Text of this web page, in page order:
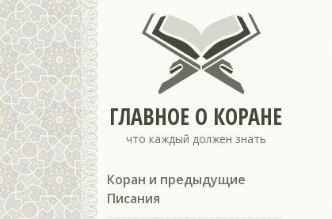
ГЛАВНОЕ О КОРАНЕ
что каждый должен знать
Коран и предыдущие
Писания